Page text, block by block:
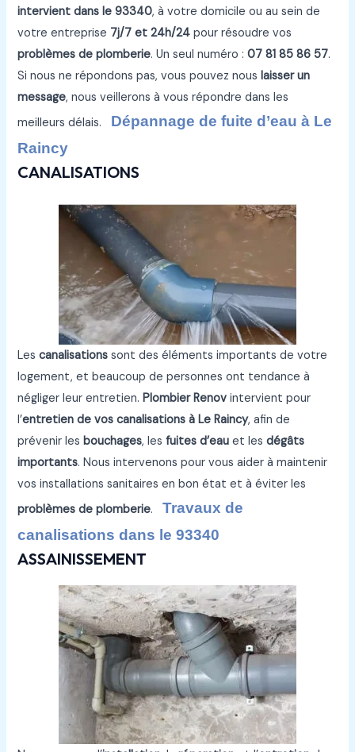
intervient dans le 93340, à votre domicile ou au sein de
votre entreprise 7j/7 et 24h/24 pour résoudre vos
problèmes de plomberie. Un seul numéro :07 81 85 86 57.
Si nous ne répondons pas, vous pouvez nous laisser un
message, nous veillerons à vous répondre dans les
meilleurs délais. Dépannage de fuite d’eau à Le
Raincy
CANALISATIONS
Lescanalisations sont des éléments importants de votre
logement, et beaucoup de personnes ont tendance à
négliger leur entretien.Plombier Renov intervient pour
l’entretien de vos canalisations à Le Raincy, afin de
prévenir lesbouchages, lesfuites d’eau et lesdégâts
importants. Nous intervenons pour vous aider à maintenir
vos installations sanitaires en bon état et à éviter les
problèmes de plomberie. Travaux de
canalisations dans le 93340
ASSAINISSEMENT